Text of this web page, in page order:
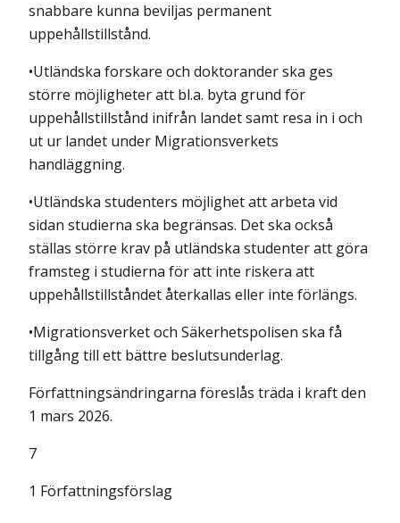
snabbare kunna beviljas permanent
uppehållstillstånd.
•Utländska forskare och doktorander ska ges
större möjligheter att bl.a. byta grund för
uppehållstillstånd inifrån landet samt resa in i och
ut ur landet under Migrationsverkets
handläggning.
•Utländska studenters möjlighet att arbeta vid
sidan studierna ska begränsas. Det ska också
ställas större krav på utländska studenter att göra
framsteg i studierna för att inte riskera att
uppehållstillståndet återkallas eller inte förlängs.
•Migrationsverket och Säkerhetspolisen ska få
tillgång till ett bättre beslutsunderlag.
Författningsändringarna föreslås träda i kraft den
1 mars 2026.
7
1 Författningsförslag